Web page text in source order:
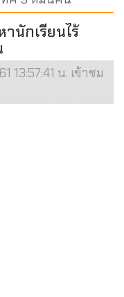
นักเรียนไร้
13:57:41 น. เข้าชม